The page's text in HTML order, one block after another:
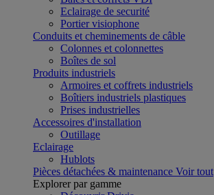
Eclairage de securité
Portier visiophone
Conduits et cheminements de câble
Colonnes et colonnettes
Boîtes de sol
Produits industriels
Armoires et coffrets industriels
Boîtiers industriels plastiques
Prises industrielles
Accessoires d'installation
Outillage
Eclairage
Hublots
Pièces détachées & maintenance Voir tout
Explorer par gamme